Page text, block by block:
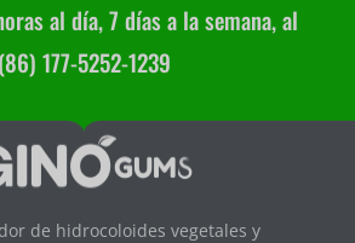
al día, 7 días a la semana, al
(86) 177-5252-1239
de hidrocoloides vegetales y